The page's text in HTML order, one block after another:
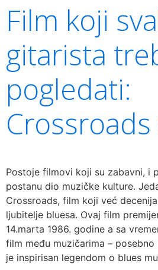
Film koji
gitarista
pogledati:
Postoje filmovi koji su zabavni, i
postanu dio muzičke kulture.
Crossroads, film koji već
ljubitelje bluesa. Ovaj film
14.marta 1986. godine a sa
film među muzičarima –
je inspirisan legendom o blues